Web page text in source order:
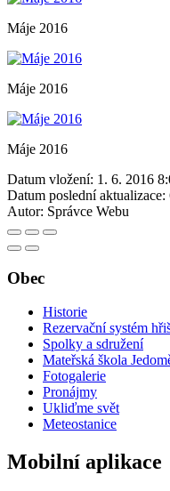
Máje 2016
Máje 2016
Máje 2016
Datum vložení: 1. 6. 2016
Datum poslední aktualizace:
Autor: Správce Webu
Obec
Historie
Rezervační systém
Spolky a sdružení
Mateřská škola
Fotogalerie
Pronájmy
Ukliďme svět
Meteostanice
Mobilní aplikace